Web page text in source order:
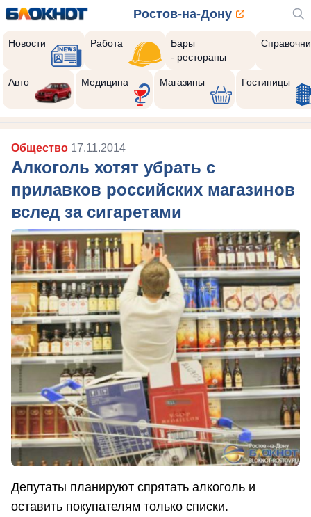
Ростов-на-Дону
Новости Работа
Бары
- рестораны
Авто Медицина Магазины Гостиницы
Общество 17.11.2014
Алкоголь хотят убрать с
прилавков российских магазинов
вслед за сигаретами
Депутаты планируют спрятать алкоголь и
оставить покупателям только списки.